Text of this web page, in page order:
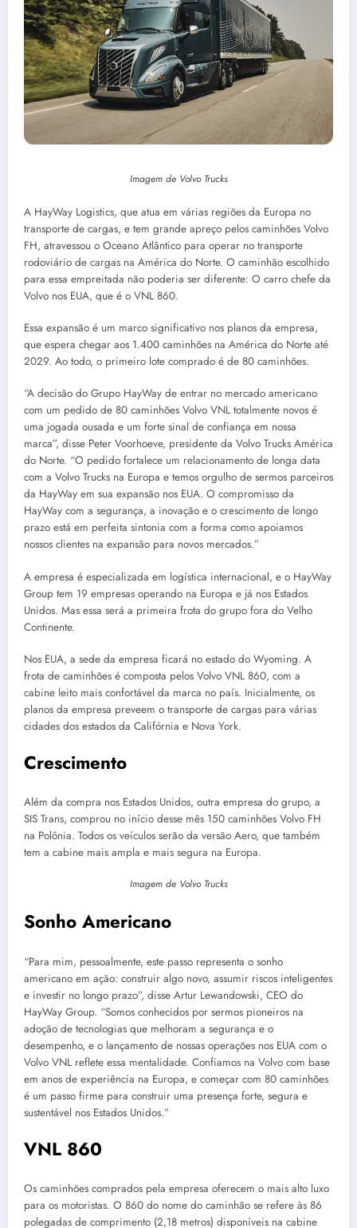
Imagem de Volvo Trucks
A HayWay Logistics, que atua em várias regiões da Europa no
transporte de cargas, e tem grande apreço pelos caminhões Volvo
FH, atravessou o Oceano Atlântico para operar no transporte
rodoviário de cargas na América do Norte. O caminhão escolhido
para essa empreitada não poderia ser diferente: O carro chefe da
Volvo nos EUA, que é o VNL 860.
Essa expansão é um marco significativo nos planos da empresa,
que espera chegar aos 1.400 caminhões na América do Norte até
2029. Ao todo, o primeiro lote comprado é de 80 caminhões.
“A decisão do Grupo HayWay de entrar no mercado americano
com um pedido de 80 caminhões Volvo VNL totalmente novos é
uma jogada ousada e um forte sinal de confiança em nossa
marca”, disse Peter Voorhoeve, presidente da Volvo Trucks América
do Norte. “O pedido fortalece um relacionamento de longa data
com a Volvo Trucks na Europa e temos orgulho de sermos parceiros
da HayWay em sua expansão nos EUA. O compromisso da
HayWay com a segurança, a inovação e o crescimento de longo
prazo está em perfeita sintonia com a forma como apoiamos
nossos clientes na expansão para novos mercados.”
A empresa é especializada em logística internacional, e o HayWay
Group tem 19 empresas operando na Europa e já nos Estados
Unidos. Mas essa será a primeira frota do grupo fora do Velho
Continente.
Nos EUA, a sede da empresa ficará no estado do Wyoming. A
frota de caminhões é composta pelos Volvo VNL 860, com a
cabine leito mais confortável da marca no país. Inicialmente, os
planos da empresa preveem o transporte de cargas para várias
cidades dos estados da Califórnia e Nova York.
Crescimento
Além da compra nos Estados Unidos, outra empresa do grupo, a
SIS Trans, comprou no início desse mês 150 caminhões Volvo FH
na Polônia. Todos os veículos serão da versão Aero, que também
tem a cabine mais ampla e mais segura na Europa.
Imagem de Volvo Trucks
Sonho Americano
“Para mim, pessoalmente, este passo representa o sonho
americano em ação: construir algo novo, assumir riscos inteligentes
e investir no longo prazo”, disse Artur Lewandowski, CEO do
HayWay Group. “Somos conhecidos por sermos pioneiros na
adoção de tecnologias que melhoram a segurança e o
desempenho, e o lançamento de nossas operações nos EUA com o
Volvo VNL reflete essa mentalidade. Confiamos na Volvo com base
em anos de experiência na Europa, e começar com 80 caminhões
é um passo firme para construir uma presença forte, segura e
sustentável nos Estados Unidos.”
VNL 860
Os caminhões comprados pela empresa oferecem o mais alto luxo
para os motoristas. O 860 do nome do caminhão se refere às 86
polegadas de comprimento (2,18 metros) disponíveis na cabine